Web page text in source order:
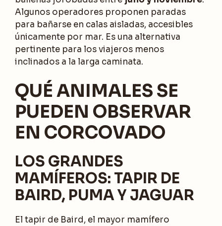
Algunos operadores proponen paradas
para bañarse en calas aisladas, accesibles
únicamente por mar. Es una alternativa
pertinente para los viajeros menos
inclinados a la larga caminata.
QUÉ ANIMALES SE
PUEDEN OBSERVAR
EN CORCOVADO
LOS GRANDES
MAMÍFEROS: TAPIR DE
BAIRD, PUMA Y JAGUAR
El tapir de Baird, el mayor mamífero